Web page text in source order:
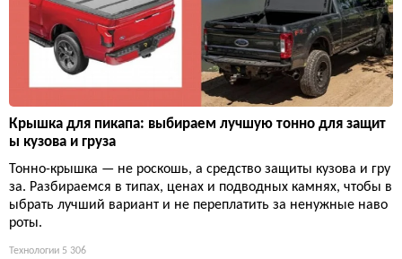
Крышка для пикапа: выбираем лучшую тонно для защит
ы кузова и груза
Тонно-крышка — не роскошь, а средство защиты кузова и гру
за. Разбираемся в типах, ценах и подводных камнях, чтобы в
ыбрать лучший вариант и не переплатить за ненужные наво
роты.
Технологии 5 306